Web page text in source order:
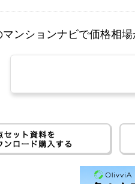
ンションナビで価格相場